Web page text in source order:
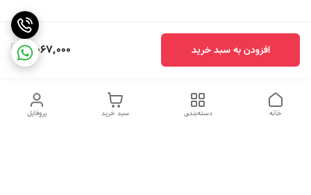
5,067,000 افزودن به سبد خرید
پروفایل سبد خرید دسته‌بندی خانه